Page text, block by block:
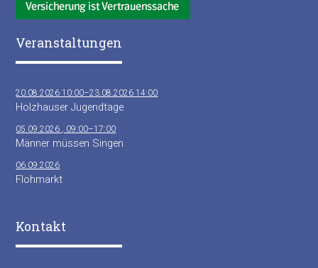
Veranstaltungen
20.08.2026 10:00–23.08.2026 14:00
Holzhauser Jugendtage
05.09.2026 , 09:00–17:00
Männer müssen Singen
06.09.2026
Flohmarkt
Kontakt